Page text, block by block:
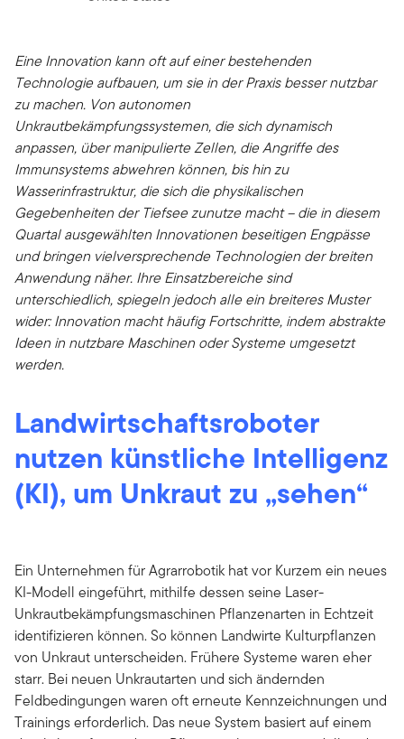
Eine Innovation kann oft auf einer bestehenden
Technologie aufbauen, um sie in der Praxis besser nutzbar
zu machen. Von autonomen
Unkrautbekämpfungssystemen, die sich dynamisch
anpassen, über manipulierte Zellen, die Angriffe des
Immunsystems abwehren können, bis hin zu
Wasserinfrastruktur, die sich die physikalischen
Gegebenheiten der Tiefsee zunutze macht – die in diesem
Quartal ausgewählten Innovationen beseitigen Engpässe
und bringen vielversprechende Technologien der breiten
Anwendung näher. Ihre Einsatzbereiche sind
unterschiedlich, spiegeln jedoch alle ein breiteres Muster
wider: Innovation macht häufig Fortschritte, indem abstrakte
Ideen in nutzbare Maschinen oder Systeme umgesetzt
werden.
Landwirtschaftsroboter
nutzen künstliche Intelligenz
(KI), um Unkraut zu „sehen“
Ein Unternehmen für Agrarrobotik hat vor Kurzem ein neues
KI-Modell eingeführt, mithilfe dessen seine Laser-
Unkrautbekämpfungsmaschinen Pflanzenarten in Echtzeit
identifizieren können. So können Landwirte Kulturpflanzen
von Unkraut unterscheiden. Frühere Systeme waren eher
starr. Bei neuen Unkrautarten und sich ändernden
Feldbedingungen waren oft erneute Kennzeichnungen und
Trainings erforderlich. Das neue System basiert auf einem